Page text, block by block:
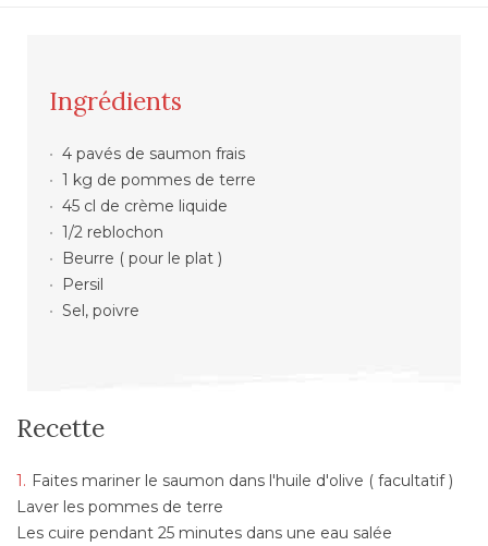
Ingrédients
4 pavés de saumon frais
1 kg de pommes de terre
45 cl de crème liquide
1/2 reblochon
Beurre ( pour le plat )
Persil
Sel, poivre
Recette
Faites mariner le saumon dans l'huile d'olive ( facultatif )
Laver les pommes de terre
Les cuire pendant 25 minutes dans une eau salée